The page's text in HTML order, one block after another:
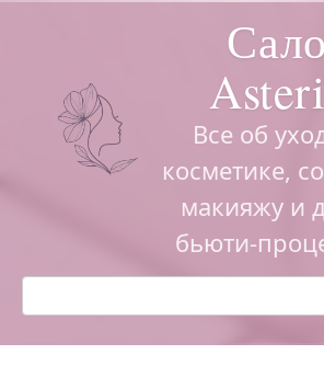
Все об
косметике,
макияжу и
бьюти-
Поиск: